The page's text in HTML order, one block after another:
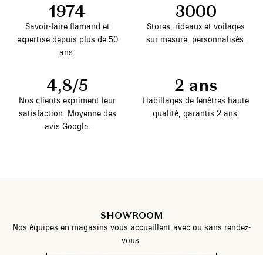
1974
Savoir-faire flamand et
expertise depuis plus de 50
ans.
3000
Stores, rideaux et voilages
sur mesure, personnalisés.
4,8/5
Nos clients expriment leur
satisfaction. Moyenne des
avis Google.
2 ans
Habillages de fenêtres haute
qualité, garantis 2 ans.
SHOWROOM
Nos équipes en magasins vous accueillent avec ou sans rendez-
vous.